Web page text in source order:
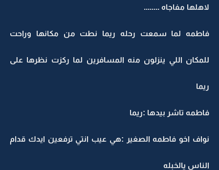
لاهلها مفاجاه ........
فاطمه لما سمعت رحله ريما نطت من مكانها وراحت
للمكان اللي ينزلون منه المسافرين لما ركزت نظرها على
ريما
فاطمه تاشر بيدها :ريما
نواف اخو فاطمه الصغير :هي عيب انتي ترفعين ايدك قدام
الناس يالخبله